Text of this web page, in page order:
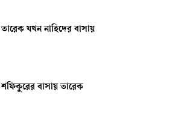
তারেক যখন নাহিদের বাসায়
শফিকুরের বাসায় তারেক